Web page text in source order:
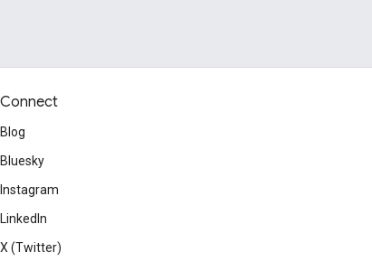
Connect
Blog
Bluesky
Instagram
LinkedIn
X (Twitter)